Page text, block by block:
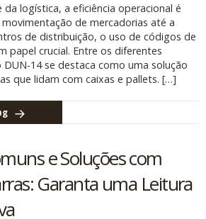
logística, a eficiência operacional é
de mercadorias até a
de distribuição, o uso de códigos de
papel crucial. Entre os diferentes
14 se destaca como uma solução
que lidam com caixas e pallets. […]
e Soluções com
Garanta uma Leitura